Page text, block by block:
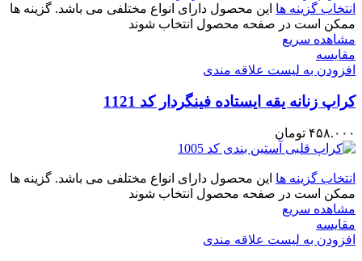
انتخاب گزینه ها این محصول دارای انواع مختلفی می باشد. گزینه ها
ممکن است در صفحه محصول انتخاب شوند
مشاهده سریع
مقایسه
افزودن به لیست علاقه مندی
کراپ‌ زنانه یقه ایستاده فینگردار کد 1121
۴۵۸.۰۰۰ تومان
انتخاب گزینه ها این محصول دارای انواع مختلفی می باشد. گزینه ها
ممکن است در صفحه محصول انتخاب شوند
مشاهده سریع
مقایسه
افزودن به لیست علاقه مندی